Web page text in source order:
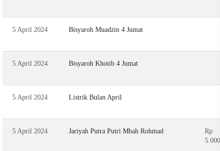
5 April 2024 Bisyaroh Muadzin 4 Jumat
5 April 2024 Bisyaroh Khotib 4 Jumat
5 April 2024 Listrik Bulan April
5 April 2024 Jariyah Putra Putri Mbah Rohmad
Rp